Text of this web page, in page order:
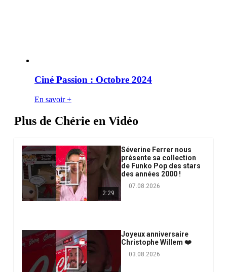
Ciné Passion : Octobre 2024
En savoir +
Plus de Chérie en Vidéo
2:29
Séverine Ferrer nous
présente sa collection
de Funko Pop des stars
des années 2000 !
07.08.2026
Joyeux anniversaire
Christophe Willem ❤️
03.08.2026